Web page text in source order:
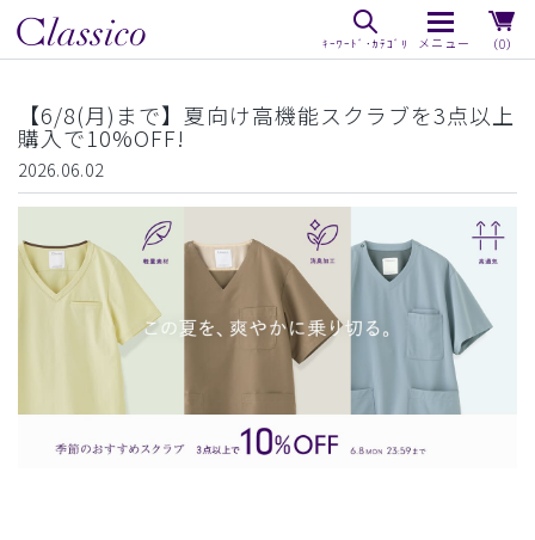
（0）
【6/8(月)まで】夏向け高機能スクラブを3点以上
購入で10%OFF!
2026.06.02